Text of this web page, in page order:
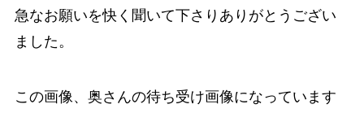
急なお願いを快く聞いて下さりありがとうござい
ました。
この画像、奥さんの待ち受け画像になっています